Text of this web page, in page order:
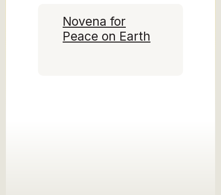
Novena for
Peace on Earth